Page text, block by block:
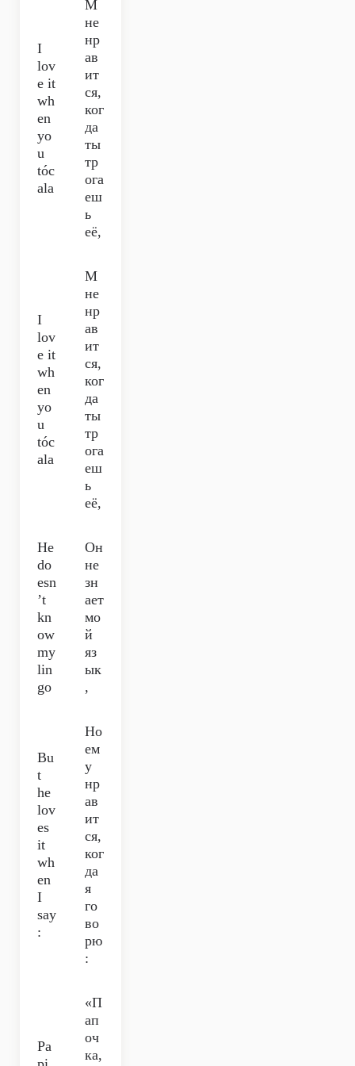
I
lov
e it
wh
en
yo
u
tóc
ala
М
не
нр
ав
ит
ся,
ког
да
ты
тр
ога
еш
ь
её,
I
lov
e it
wh
en
yo
u
tóc
ala
М
не
нр
ав
ит
ся,
ког
да
ты
тр
ога
еш
ь
её,
He
do
esn
’t
kn
ow
my
lin
go
Он
не
зн
ает
мо
й
яз
ык
,
Bu
t
he
lov
es
it
wh
en
I
say
:
Но
ем
у
нр
ав
ит
ся,
ког
да
я
го
во
рю
:
Pa
«П
ап
оч
ка,